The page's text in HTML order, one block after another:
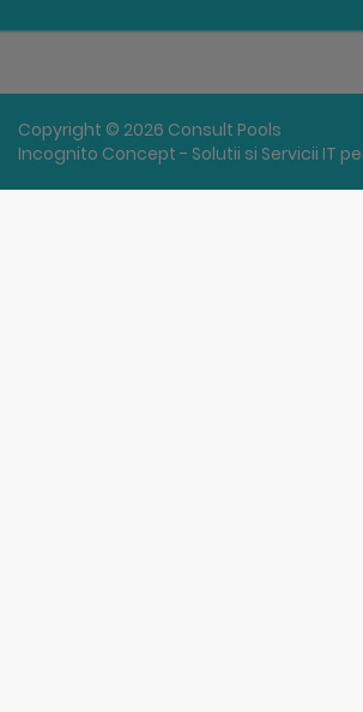
Copyright © 2026 Consult Pools
Incognito Concept - Solutii si Servicii IT